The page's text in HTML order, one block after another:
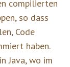
compilierten
so dass
Code
haben.
Java, wo im